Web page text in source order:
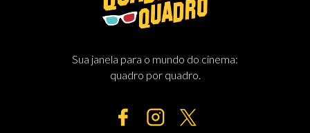
Sua janela para o mundo do cinema:
quadro por quadro.